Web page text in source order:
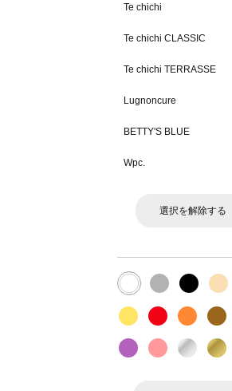
Te chichi
Te chichi CLASSIC
Te chichi TERRASSE
Lugnoncure
BETTY'S BLUE
Wpc.
選択を解除する